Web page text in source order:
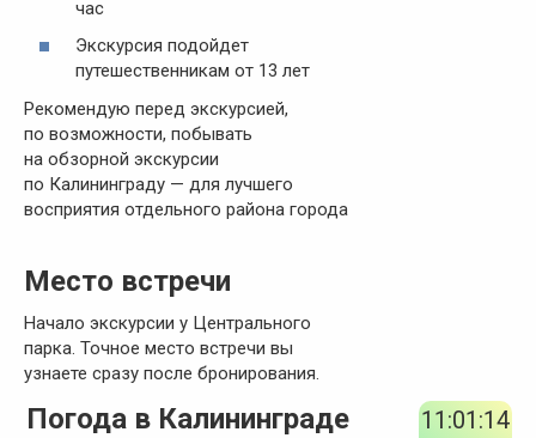
час
Экскурсия подойдет
путешественникам от 13 лет
Рекомендую перед экскурсией,
по возможности, побывать
на обзорной экскурсии
по Калининграду — для лучшего
восприятия отдельного района города
Место встречи
Начало экскурсии у Центрального
парка. Точное место встречи вы
узнаете сразу после бронирования.
Погода в Калининграде 11:01:15